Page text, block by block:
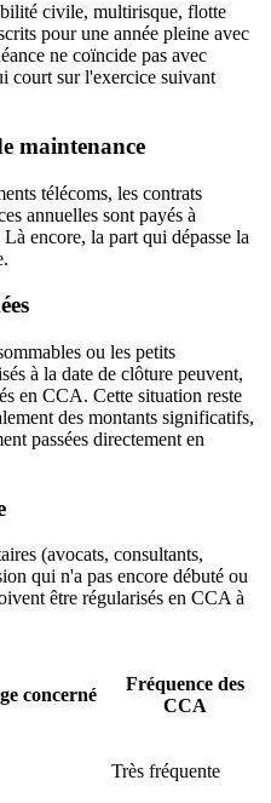
civile, multirisque, flotte
pour une année pleine avec
ne coïncide pas avec
court sur l'exercice suivant
maintenance
télécoms, les contrats
annuelles sont payés à
encore, la part qui dépasse la
ou les petits
à la date de clôture peuvent,
en CCA. Cette situation reste
des montants significatifs,
passées directement en
(avocats, consultants,
qui n'a pas encore débuté ou
être régularisés en CCA à
concerné
Fréquence des
CCA
Très fréquente